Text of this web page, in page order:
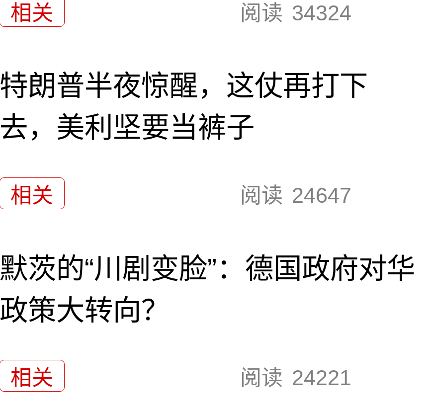
相关 阅读 34324
特朗普半夜惊醒，这仗再打下
去，美利坚要当裤子
相关 阅读 24647
默茨的“川剧变脸”：德国政府对华
政策大转向？
相关 阅读 24221